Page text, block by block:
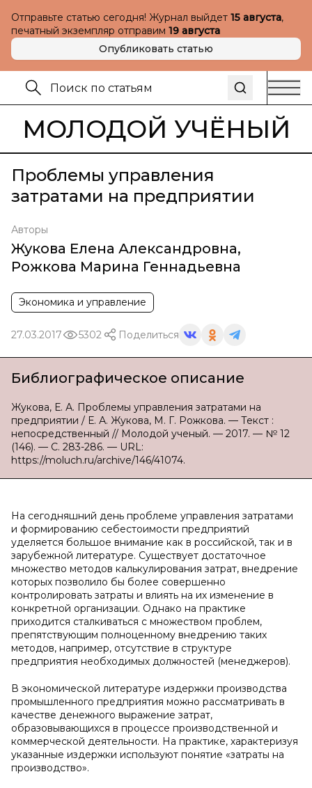
Отправьте статью сегодня! Журнал выйдет 15 августа,
печатный экземпляр отправим 19 августа
Опубликовать статью
МОЛОДОЙ УЧЁНЫЙ
Проблемы управления
затратами на предприятии
Авторы
Жукова Елена Александровна,
Рожкова Марина Геннадьевна
Экономика и управление
27.03.2017 5302 Поделиться
Библиографическое описание
Жукова, Е. А. Проблемы управления затратами на
предприятии / Е. А. Жукова, М. Г. Рожкова. — Текст :
непосредственный // Молодой ученый. — 2017. — № 12
(146). — С. 283-286. — URL:
https://moluch.ru/archive/146/41074.
На сегодняшний день проблеме управления затратами
и формированию себестоимости предприятий
уделяется большое внимание как в российской, так и в
зарубежной литературе. Существует достаточное
множество методов калькулирования затрат, внедрение
которых позволило бы более совершенно
контролировать затраты и влиять на их изменение в
конкретной организации. Однако на практике
приходится сталкиваться с множеством проблем,
препятствующим полноценному внедрению таких
методов, например, отсутствие в структуре
предприятия необходимых должностей (менеджеров).
В экономической литературе издержки производства
промышленного предприятия можно рассматривать в
качестве денежного выражение затрат,
образовывающихся в процессе производственной и
коммерческой деятельности. На практике, характеризуя
указанные издержки используют понятие «затраты на
производство».